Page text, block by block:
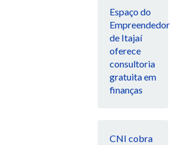
Espaço do
Empreendedor
de Itajaí
oferece
consultoria
gratuita em
finanças
CNI cobra